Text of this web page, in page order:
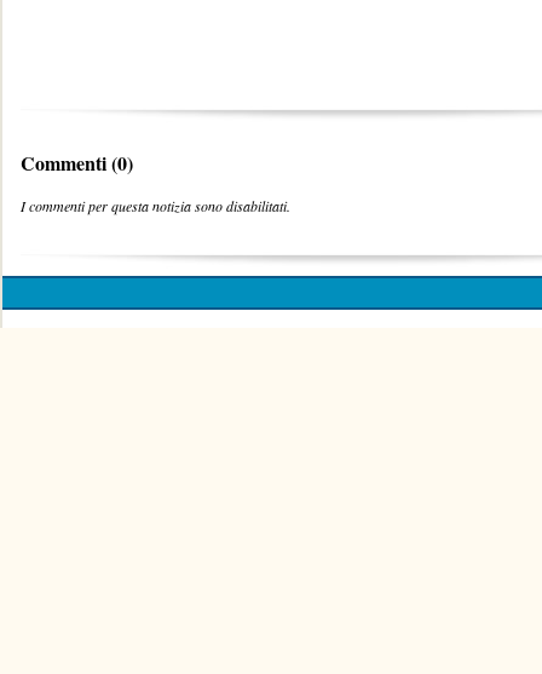
Commenti (0)
I commenti per questa notizia sono disabilitati.